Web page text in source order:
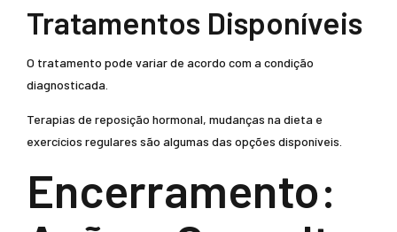
Tratamentos Disponíveis
O tratamento pode variar de acordo com a condição
diagnosticada.
Terapias de reposição hormonal, mudanças na dieta e
exercícios regulares são algumas das opções disponíveis.
Encerramento: